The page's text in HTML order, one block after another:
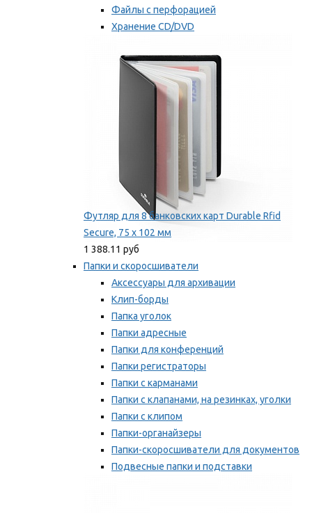
Файлы с перфорацией
Хранение CD/DVD
Мы рекомендуем
Футляр для 8 банковских карт Durable Rfid
Secure, 75 х 102 мм
1 388.11 руб
Папки и скоросшиватели
Аксессуары для архивации
Клип-борды
Папка уголок
Папки адресные
Папки для конференций
Папки регистраторы
Папки с карманами
Папки с клапанами, на резинках, уголки
Папки с клипом
Папки-органайзеры
Папки-скоросшиватели для документов
Подвесные папки и подставки